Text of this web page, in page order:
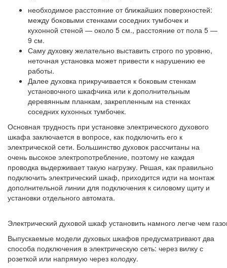
необходимое расстояние от ближайших поверхностей:
между боковыми стенками соседних тумбочек и
кухонной стеной — около 5 см., расстояние от пола 5 —
9 см.
Саму духовку желательно выставить строго по уровню,
неточная установка может привести к нарушению ее
работы.
Далее духовка прикручивается к боковым стенкам
установочного шкафчика или к дополнительным
деревянным планкам, закрепленным на стенках
соседних кухонных тумбочек.
Основная трудность при установке электрического духового
шкафа заключается в вопросе, как подключить его к
электрической сети. Большинство духовок рассчитаны на
очень высокое электропотребление, поэтому не каждая
проводка выдерживает такую нагрузку. Решая, как правильно
подключить электрический шкаф, приходится идти на монтаж
дополнительной линии для подключения к силовому щиту и
установки отдельного автомата.
Электрический духовой шкаф установить намного легче чем
Выпускаемые модели духовых шкафов предусматривают два
способа подключения в электрическую сеть: через вилку с
розеткой или напрямую через колодку.